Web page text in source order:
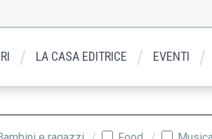
LA CASA EDITRICE EVENTI